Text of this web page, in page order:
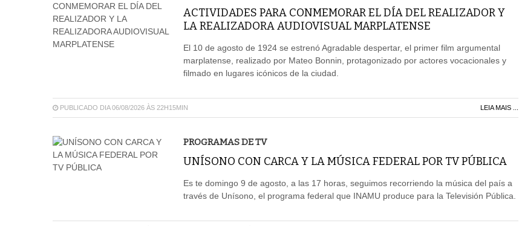
ACTIVIDADES PARA CONMEMORAR EL DÍA DEL REALIZADOR Y
LA REALIZADORA AUDIOVISUAL MARPLATENSE
El 10 de agosto de 1924 se estrenó Agradable despertar, el primer film argumental
marplatense, realizado por Mateo Bonnin, protagonizado por actores vocacionales y
filmado en lugares icónicos de la ciudad.
PUBLICADO DIA 06/08/2026 ÀS 22H15MIN LEIA MAIS ...
PROGRAMAS DE TV
UNÍSONO CON CARCA Y LA MÚSICA FEDERAL POR TV PÚBLICA
Es te domingo 9 de agosto, a las 17 horas, seguimos recorriendo la música del país a
través de Unísono, el programa federal que INAMU produce para la Televisión Pública.